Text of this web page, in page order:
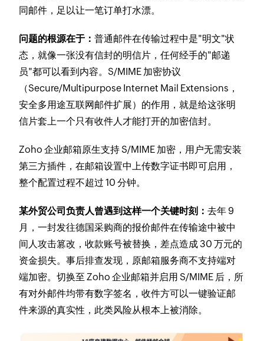
同邮件，足以让一笔订单打水漂。
问题的根源在于：普通邮件在传输过程中是"明文"状
态，就像一张没有信封的明信片，任何经手的"邮递
员"都可以看到内容。S/MIME 加密协议
（Secure/Multipurpose Internet Mail Extensions，
安全多用途互联网邮件扩展）的作用，就是给这张明
信片套上一个只有收件人才能打开的加密信封。
Zoho 企业邮箱原生支持 S/MIME 加密，用户无需安装
第三方插件，在邮箱设置中上传数字证书即可启用，
整个配置过程不超过 10 分钟。
某外贸公司负责人曾遇到这样一个关键时刻：去年 9
月，一封发往德国采购商的报价邮件在传输途中被中
间人攻击篡改，收款账号被替换，差点造成 30 万元的
资金损失。事后排查发现，原邮箱服务商不支持端对
端加密。切换至 Zoho 企业邮箱并启用 S/MIME 后，所
有对外邮件均带有数字签名，收件方可以一键验证邮
件来源的真实性，此类风险从根本上被消除。